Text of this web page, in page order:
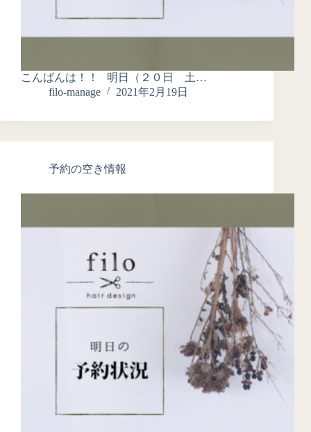
こんばんは！！ 明日（２０日 土…
filo-manage
2021年2月19日
予約の空き情報